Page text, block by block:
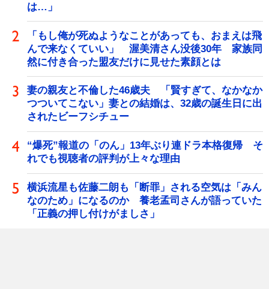
は…」
「もし俺が死ぬようなことがあっても、おまえは飛
んで来なくていい」 渥美清さん没後30年 家族同
然に付き合った盟友だけに見せた素顔とは
妻の親友と不倫した46歳夫 「賢すぎて、なかなか
つついてこない」妻との結婚は、32歳の誕生日に出
されたビーフシチュー
“爆死”報道の「のん」13年ぶり連ドラ本格復帰 そ
れでも視聴者の評判が上々な理由
横浜流星も佐藤二朗も「断罪」される空気は「みん
なのため」になるのか 養老孟司さんが語っていた
「正義の押し付けがましさ」